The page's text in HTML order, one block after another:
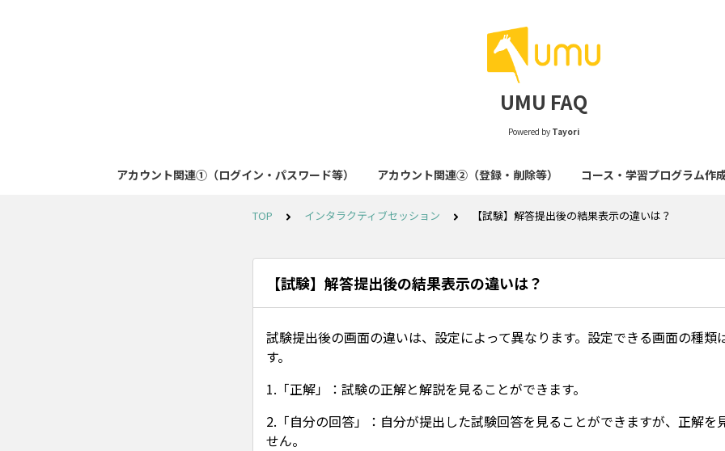
UMU FAQ
Powered by Tayori
アカウント関連①（ログイン・パスワード等） アカウント関連②（登録・削除等） コース・学習プログラム作
TOP インタラクティブセッション 【試験】解答提出後の結果表示の違いは？
【試験】解答提出後の結果表示の違いは？
試験提出後の画面の違いは、設定によって異なります。設定できる画面の種類
す。
1.「正解」：試験の正解と解説を見ることができます。
2.「自分の回答」：自分が提出した試験回答を見ることができますが、正解を
せん。